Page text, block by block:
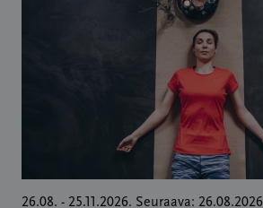
26.08. - 25.11.2026. Seuraava: 26.08.2026